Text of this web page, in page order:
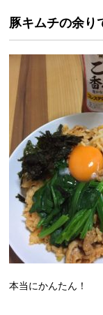
豚キムチの余り
本当にかんたん！